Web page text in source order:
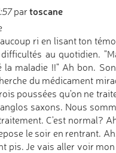
par toscane
ri en lisant ton
au quotidien.
la maladie !!" Ah bon.
du médicament
poussées qu'on ne
saxons. Nous
C'est normal?
le soir en rentrant.
pis. Je vais aller voir